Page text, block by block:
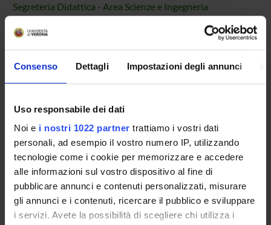
Consenso Dettagli Impostazioni degli annunci
Uso responsabile dei dati
Noi e i nostri 1022 partner trattiamo i vostri dati
personali, ad esempio il vostro numero IP, utilizzando
tecnologie come i cookie per memorizzare e accedere
alle informazioni sul vostro dispositivo al fine di
pubblicare annunci e contenuti personalizzati, misurare
gli annunci e i contenuti, ricercare il pubblico e sviluppare
i servizi. Avete la possibilità di scegliere chi utilizza i
Segreteria Didattica - Area Scienze e Ingegneria
Location
VERONA
Main Department
Natural Sciences and Engineering
Overview
Courses